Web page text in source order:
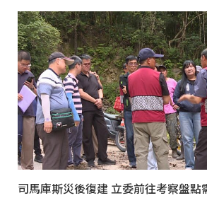
司馬庫斯災後復建 立委前往考察盤點